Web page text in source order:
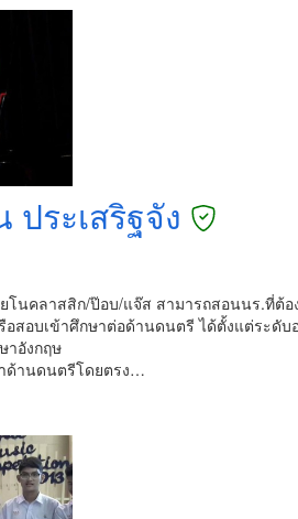
ประเสริฐจัง
นคลาสสิก/ป๊อบ/แจ๊ส สามารถสอนนร.ที่ต้อ
อสอบเข้าศึกษาต่อด้านดนตรี ได้ตั้งแต่ระดั
าอังกฤษ
ด้านดนตรีโดยตรง…